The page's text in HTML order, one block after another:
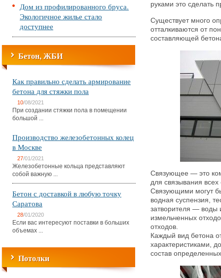
Дом из профилированного бруса.
Экологичное жилье стало
доступнее
Бетон, ЖБИ
Как правильно сделать армирование
бетона для стяжки пола
10/08/2021
При создании стяжки пола в помещении
большой ...
Производство железобетонных колец
в Москве
27/01/2021
Железобетонные кольца представляют
собой важную ...
Бетон с доставкой в любую точку
Саратова
28/01/2020
Если вас интересуют поставки в больших
объемах ...
Потолки
руками это сделать
Существует много
отталкиваются от
составляющей
Связующее — это
для связывания
Связующими могут
водная суспензия,
затворителя — воды
измельченных
отходов.
Каждый вид бетона
характеристиками,
состав